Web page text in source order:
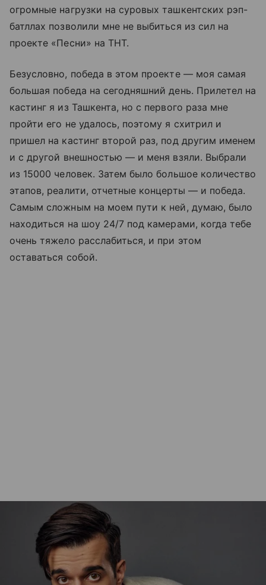
огромные нагрузки на суровых ташкентских рэп-
батллах позволили мне не выбиться из сил на
проекте «Песни» на ТНТ.
Безусловно, победа в этом проекте — моя самая
большая победа на сегодняшний день. Прилетел на
кастинг я из Ташкента, но с первого раза мне
пройти его не удалось, поэтому я схитрил и
пришел на кастинг второй раз, под другим именем
и с другой внешностью — и меня взяли. Выбрали
из 15000 человек. Затем было большое количество
этапов, реалити, отчетные концерты — и победа.
Самым сложным на моем пути к ней, думаю, было
находиться на шоу 24/7 под камерами, когда тебе
очень тяжело расслабиться, и при этом
оставаться собой.